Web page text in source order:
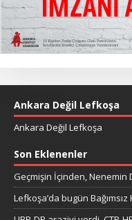
Ankara Değil Lefkoşa
Ankara Değil Lefkoşa
Son Eklenenler
Geçmişin İçinden, Nenemin
Lefkoşa’da bugün